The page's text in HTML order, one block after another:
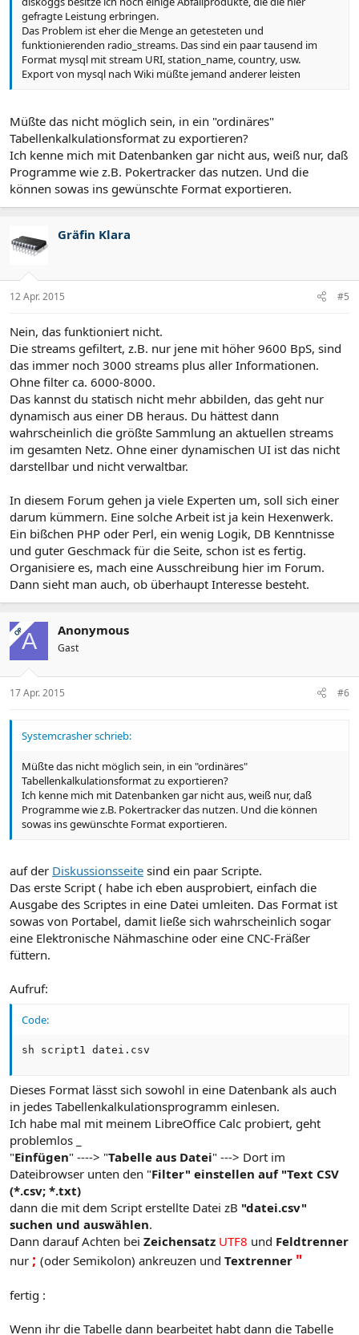
gefragte Leistung erbringen.
Das Problem ist eher die Menge an getesteten und
funktionierenden radio_streams. Das sind ein paar tausend im
Format mysql mit stream URI, station_name, country, usw.
Export von mysql nach Wiki müßte jemand anderer leisten
Müßte das nicht möglich sein, in ein "ordinäres"
Tabellenkalkulationsformat zu exportieren?
Ich kenne mich mit Datenbanken gar nicht aus, weiß nur, daß
Programme wie z.B. Pokertracker das nutzen. Und die
können sowas ins gewünschte Format exportieren.
Gräfin Klara
12 Apr. 2015 #5
Nein, das funktioniert nicht.
Die streams gefiltert, z.B. nur jene mit höher 9600 BpS, sind
das immer noch 3000 streams plus aller Informationen.
Ohne filter ca. 6000-8000.
Das kannst du statisch nicht mehr abbilden, das geht nur
dynamisch aus einer DB heraus. Du hättest dann
wahrscheinlich die größte Sammlung an aktuellen streams
im gesamten Netz. Ohne einer dynamischen UI ist das nicht
darstellbar und nicht verwaltbar.
In diesem Forum gehen ja viele Experten um, soll sich einer
darum kümmern. Eine solche Arbeit ist ja kein Hexenwerk.
Ein bißchen PHP oder Perl, ein wenig Logik, DB Kenntnisse
und guter Geschmack für die Seite, schon ist es fertig.
Organisiere es, mach eine Ausschreibung hier im Forum.
Dann sieht man auch, ob überhaupt Interesse besteht.
OPA Anonymous
Gast
17 Apr. 2015 #6
Systemcrasher schrieb:
Müßte das nicht möglich sein, in ein "ordinäres"
Tabellenkalkulationsformat zu exportieren?
Ich kenne mich mit Datenbanken gar nicht aus, weiß nur, daß
Programme wie z.B. Pokertracker das nutzen. Und die können
sowas ins gewünschte Format exportieren.
auf der Diskussionsseite sind ein paar Scripte.
Das erste Script ( habe ich eben ausprobiert, einfach die
Ausgabe des Scriptes in eine Datei umleiten. Das Format ist
sowas von Portabel, damit ließe sich wahrscheinlich sogar
eine Elektronische Nähmaschine oder eine CNC-Fräßer
füttern.
Aufruf:
Code:
sh script1 datei.csv
Dieses Format lässt sich sowohl in eine Datenbank als auch
in jedes Tabellenkalkulationsprogramm einlesen.
Ich habe mal mit meinem LibreOffice Calc probiert, geht
problemlos _
"Einfügen" ----> "Tabelle aus Datei" ---> Dort im
Dateibrowser unten den "Filter" einstellen auf "Text CSV
(*.csv; *.txt)
dann die mit dem Script erstellte Datei zB "datei.csv"
suchen und auswählen.
Dann darauf Achten bei Zeichensatz UTF8 und Feldtrenner
nur ; (oder Semikolon) ankreuzen und Textrenner "
fertig :
Wenn ihr die Tabelle dann bearbeitet habt dann die Tabelle